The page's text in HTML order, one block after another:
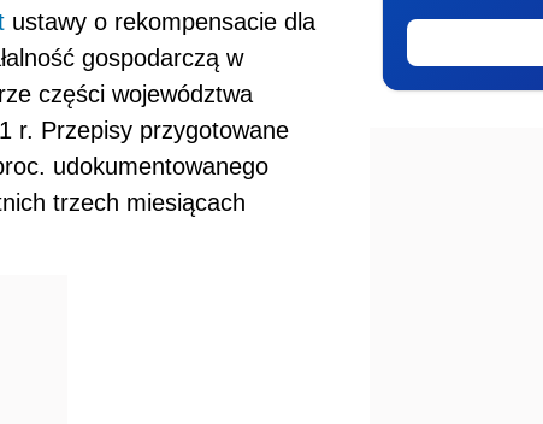
ustawy o rekompensacie dla
gospodarczą w
części województwa
r. Przepisy przygotowane
udokumentowanego
trzech miesiącach